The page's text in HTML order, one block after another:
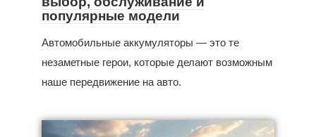
популярные модели
Автомобильные аккумуляторы — это те
незаметные герои, которые делают возможным
наше передвижение на авто.